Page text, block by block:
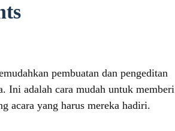
pembuatan dan pengeditan
Ini adalah cara mudah untuk memberi
acara yang harus mereka hadiri.